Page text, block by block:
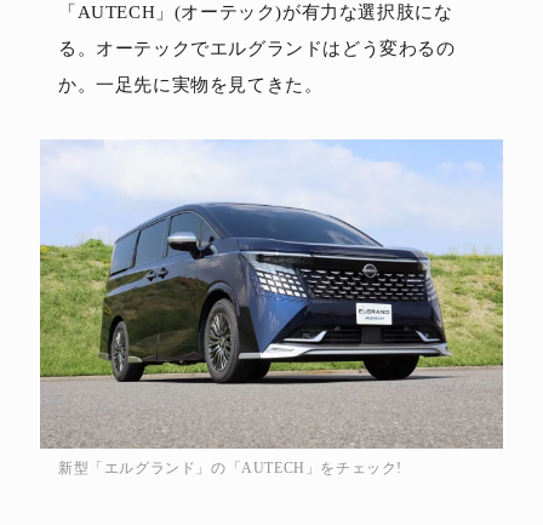
「AUTECH」(オーテック)が有力な選択肢にな
る。オーテックでエルグランドはどう変わるの
か。一足先に実物を見てきた。
新型「エルグランド」の「AUTECH」をチェック!